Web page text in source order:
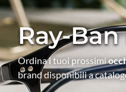
Ray-
Ordina i tuoi prossimi
brand disponibili a